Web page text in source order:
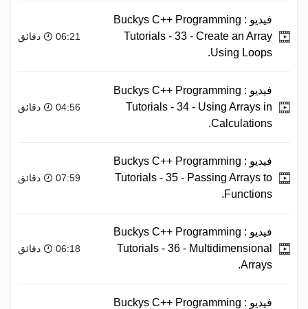
فيديو : Buckys C++ Programming
Tutorials - 33 - Create an Array
Using Loops.
06:21 دقائق
فيديو : Buckys C++ Programming
Tutorials - 34 - Using Arrays in
Calculations.
04:56 دقائق
فيديو : Buckys C++ Programming
Tutorials - 35 - Passing Arrays to
Functions.
07:59 دقائق
فيديو : Buckys C++ Programming
Tutorials - 36 - Multidimensional
Arrays.
06:18 دقائق
فيديو : Buckys C++ Programming